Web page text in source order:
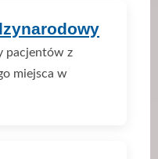
pacjentów z
miejsca w